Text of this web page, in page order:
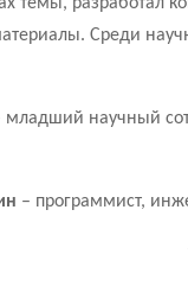
Среди
младший научный
– программист,